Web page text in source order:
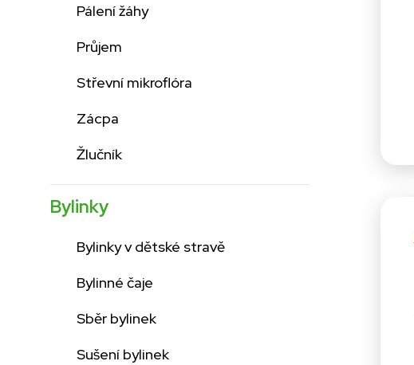
Pálení žáhy
Průjem
Střevní mikroflóra
Zácpa
Žlučník
Bylinky
Bylinky v dětské stravě
Bylinné čaje
Sběr bylinek
Sušení bylinek